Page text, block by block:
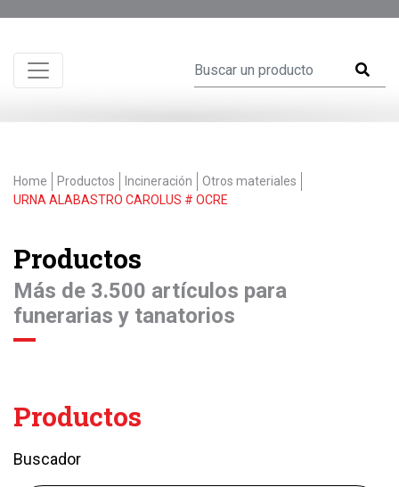
Home Productos Incineración
Otros materiales
URNA ALABASTRO CAROLUS # OCRE
Productos
Más de 3.500 artículos para
funerarias y tanatorios
Productos
Buscador